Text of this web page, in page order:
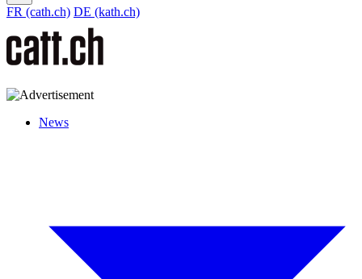
FR (cath.ch) DE (kath.ch)
News